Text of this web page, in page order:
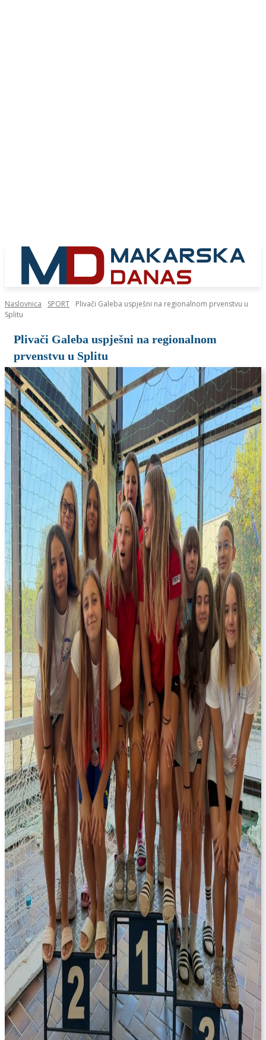
Naslovnica SPORT
Plivači Galeba uspješni na regionalnom prvenstvu u
Splitu
Plivači Galeba uspješni na regionalnom
prvenstvu u Splitu